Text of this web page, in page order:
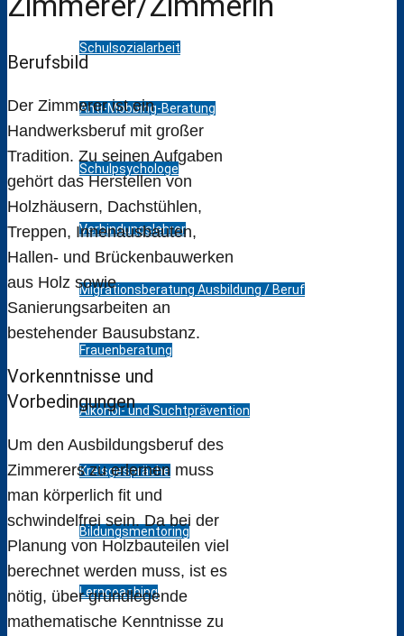
Schulsozialarbeit
Anti-Mobbing-Beratung
Schulpsychologe
Verbindungslehrer
Migrationsberatung Ausbildung / Beruf
Frauenberatung
Alkohol- und Suchtprävention
Kreisgespräche
Bildungsmentoring
Lerncoaching
Berufsbild
Der Zimmerer ist ein
Handwerksberuf mit großer
Tradition. Zu seinen Aufgaben
gehört das Herstellen von
Holzhäusern, Dachstühlen,
Treppen, Innenausbauten,
Hallen- und Brückenbauwerken
aus Holz sowie
Sanierungsarbeiten an
bestehender Bausubstanz.
Vorkenntnisse und
Vorbedingungen
Um den Ausbildungsberuf des
Zimmerers zu erlernen muss
man körperlich fit und
schwindelfrei sein. Da bei der
Planung von Holzbauteilen viel
berechnet werden muss, ist es
nötig, über grundlegende
mathematische Kenntnisse zu